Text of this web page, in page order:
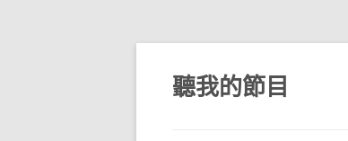
跳
主
要
內
聽我的節目